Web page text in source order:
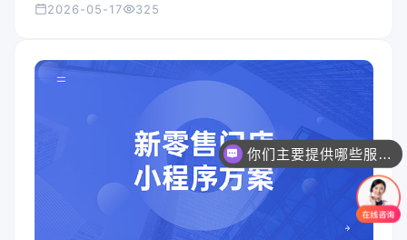
2026-05-17 325
你们主要提供哪些服务？可以根据需求定制吗？